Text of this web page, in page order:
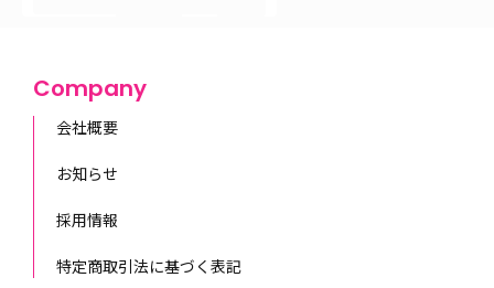
Company
会社概要
お知らせ
採用情報
特定商取引法に基づく表記